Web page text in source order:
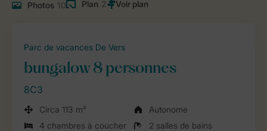
Photos 10 Plan 2
Parc de vacances De Vers
bungalow 8 personnes
8C3
Circa 113 m²
Autonome
4 chambres à coucher
2 salles de bains